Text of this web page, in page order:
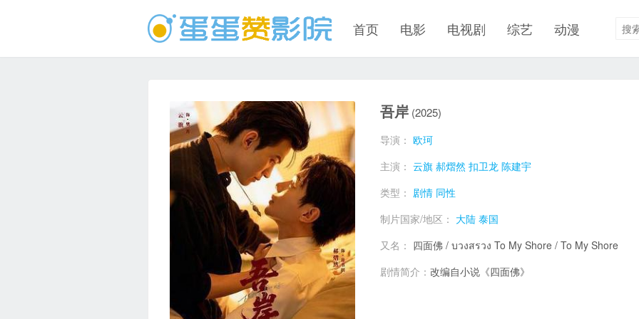
首页 电影 电视剧 综艺 动漫
吾岸 (2025)
导演： 欧珂
主演： 云旗 郝熠然 扣卫龙 陈建宇
类型： 剧情 同性
制片国家/地区： 大陆 泰国
又名： 四面佛 / บวงสรวง To My Shore / To My Shore
剧情简介： 改编自小说《四面佛》